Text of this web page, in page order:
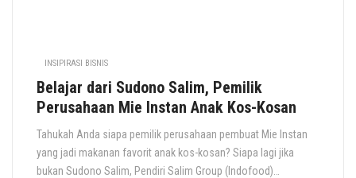
INSIPIRASI BISNIS
Belajar dari Sudono Salim, Pemilik
Perusahaan Mie Instan Anak Kos-Kosan
Tahukah Anda siapa pemilik perusahaan pembuat Mie Instan
yang jadi makanan favorit anak kos-kosan? Siapa lagi jika
bukan Sudono Salim, Pendiri Salim Group (Indofood)